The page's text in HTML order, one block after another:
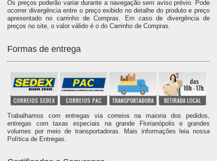
Os preços poderão variar durante a navegação sem aviso prévio. Pode
ocorrer divergência entre o preço exibido no detalhe do produto e preço
apresentado no carrinho de Compras. Em caso de divergência de
preços no site, o valor válido é o do Carrinho de Compras.
Formas de entrega
Trabalhamos com entregas via correios na maioria dos pedidos,
entregas com taxas especiais na grande Florianópolis e grandes
volumes por meio de transportadoras. Mais informações leia nossa
Política de Entregas.